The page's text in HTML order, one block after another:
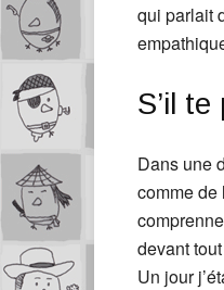
qui parlait
S’il
Dans une
comme de
devant
Un jour